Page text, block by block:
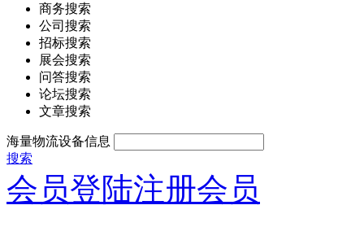
商务搜索
公司搜索
招标搜索
展会搜索
问答搜索
论坛搜索
文章搜索
海量物流设备信息
搜索
会员登陆注册会员